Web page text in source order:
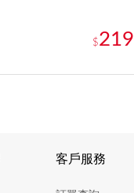
$219
客戶服務